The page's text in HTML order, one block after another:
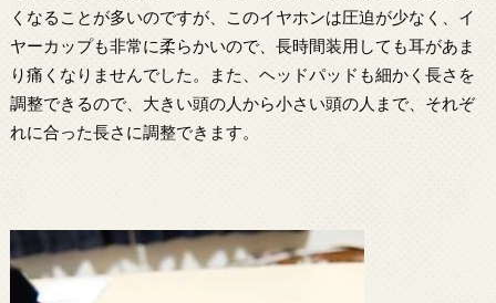
くなることが多いのですが、このイヤホンは圧迫が少なく、イ
ヤーカップも非常に柔らかいので、長時間装用しても耳があま
り痛くなりませんでした。また、ヘッドパッドも細かく長さを
調整できるので、大きい頭の人から小さい頭の人まで、それぞ
れに合った長さに調整できます。